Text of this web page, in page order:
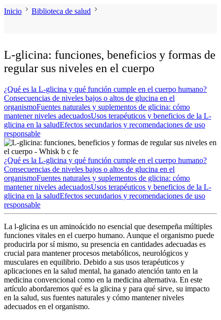
Inicio Biblioteca de salud
L-glicina: funciones, beneficios y formas de
regular sus niveles en el cuerpo
¿Qué es la L-glicina y qué función cumple en el cuerpo humano?
Consecuencias de niveles bajos o altos de glucina en el
organismoFuentes naturales y suplementos de glicina: cómo
mantener niveles adecuadosUsos terapéuticos y beneficios de la L-
glicina en la saludEfectos secundarios y recomendaciones de uso
responsable
¿Qué es la L-glicina y qué función cumple en el cuerpo humano?
Consecuencias de niveles bajos o altos de glucina en el
organismoFuentes naturales y suplementos de glicina: cómo
mantener niveles adecuadosUsos terapéuticos y beneficios de la L-
glicina en la saludEfectos secundarios y recomendaciones de uso
responsable
La l-glicina es un aminoácido no esencial que desempeña múltiples
funciones vitales en el cuerpo humano. Aunque el organismo puede
producirla por sí mismo, su presencia en cantidades adecuadas es
crucial para mantener procesos metabólicos, neurológicos y
musculares en equilibrio. Debido a sus usos terapéuticos y
aplicaciones en la salud mental, ha ganado atención tanto en la
medicina convencional como en la medicina alternativa. En este
artículo abordaremos qué es la glicina y para qué sirve, su impacto
en la salud, sus fuentes naturales y cómo mantener niveles
adecuados en el organismo.